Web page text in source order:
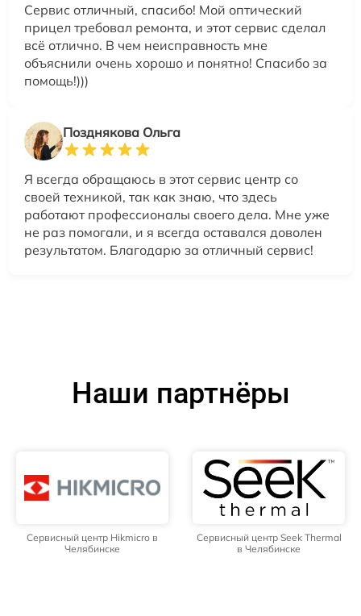
Сервис отличный, спасибо! Мой оптический
прицел требовал ремонта, и этот сервис сделал
всё отлично. В чем неисправность мне
объяснили очень хорошо и понятно! Спасибо за
помощь!)))
Позднякова Ольга
Я всегда обращаюсь в этот сервис центр со
своей техникой, так как знаю, что здесь
работают профессионалы своего дела. Мне уже
не раз помогали, и я всегда оставался доволен
результатом. Благодарю за отличный сервис!
Наши партнёры
Сервисный центр Hikmicro в
Челябинске
Сервисный центр Seek Thermal
в Челябинске